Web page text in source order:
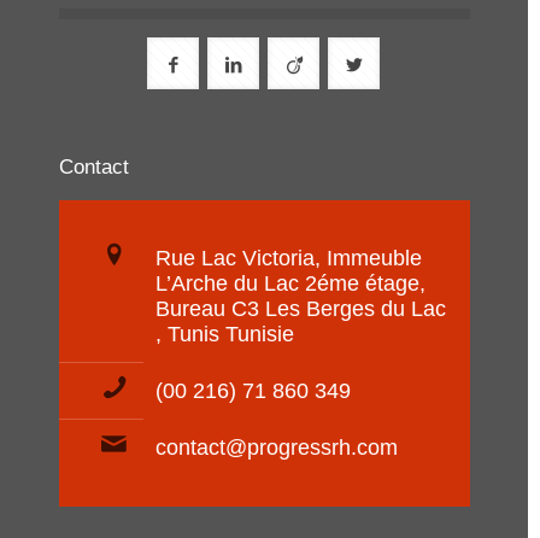
Contact
Rue Lac Victoria, Immeuble
L’Arche du Lac 2éme étage,
Bureau C3 Les Berges du Lac
, Tunis Tunisie
(00 216) 71 860 349
contact@progressrh.com